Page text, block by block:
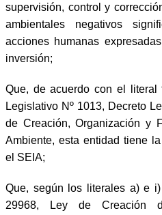
supervisión, control y
ambientales negativos
acciones humanas
inversión;
Que, de acuerdo con el
Legislativo Nº 1013, Decreto
de Creación, Organización y
Ambiente, esta entidad tiene
el SEIA;
Que, según los literales a) e
29968, Ley de Creación